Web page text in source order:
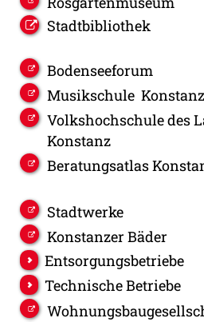
Stadtbibliothek
Bodenseeforum
Musikschule Konstanz
Volkshochschule des
Konstanz
Beratungsatlas
Stadtwerke
Konstanzer Bäder
Entsorgungsbetriebe
Technische Betriebe